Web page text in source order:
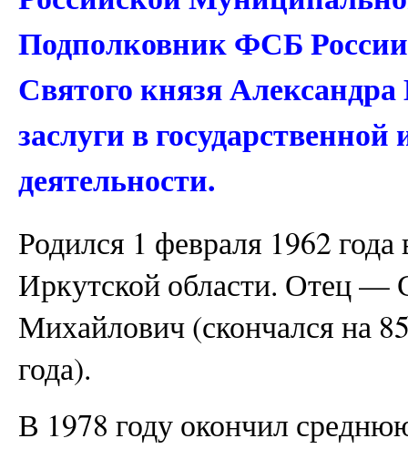
Подполковник ФСБ
Святого князя Александра
заслуги в
деятельности.
Родился 1 февраля 1962
Иркутской области. Отец —
Михайлович (скончался на
года).
В 1978 году окончил